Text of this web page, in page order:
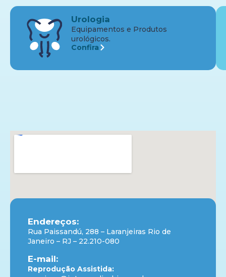
Urologia
Equipamentos e Produtos
urológicos.
Confira
Endereços:
Rua Paissandú, 288 – Laranjeiras Rio de
Janeiro – RJ – 22.210-080
E-mail:
Reprodução Assistida: